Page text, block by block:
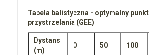
Tabela balistyczna - optymalny punkt
przystrzelania (GEE)
Dystans
(m)
0 50 100